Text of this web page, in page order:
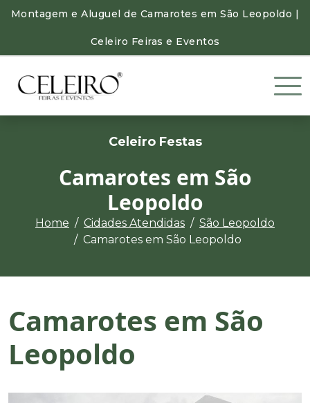
Montagem e Aluguel de Camarotes em São Leopoldo |
Celeiro Feiras e Eventos
Celeiro Festas
Camarotes em São
Leopoldo
Home Cidades Atendidas
São Leopoldo
Camarotes em São Leopoldo
Camarotes em São
Leopoldo